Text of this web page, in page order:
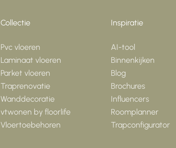
Collectie
Pvc vloeren
Laminaat vloeren
Parket vloeren
Traprenovatie
Wanddecoratie
vtwonen by floorlife
Vloertoebehoren
Inspiratie
AI-tool
Binnenkijken
Blog
Brochures
Influencers
Roomplanner
Trapconfigurator